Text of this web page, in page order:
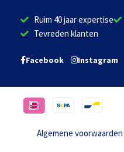
Ruim 40 jaar expertise
Tevreden klanten
Facebook Instagram
Algemene voorwaarden